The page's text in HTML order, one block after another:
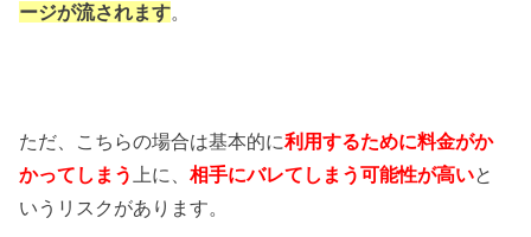
ージが流されます。
ただ、こちらの場合は基本的に利用するために料金がか
かってしまう
上に、相手にバレてしまう可能性が高いと
いうリスクがあります。